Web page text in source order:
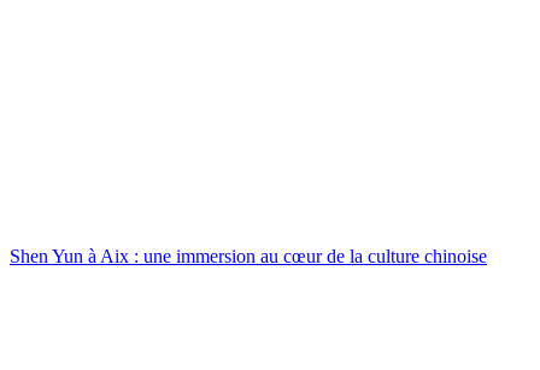
Shen Yun à Aix : une immersion au cœur de la culture chinoise